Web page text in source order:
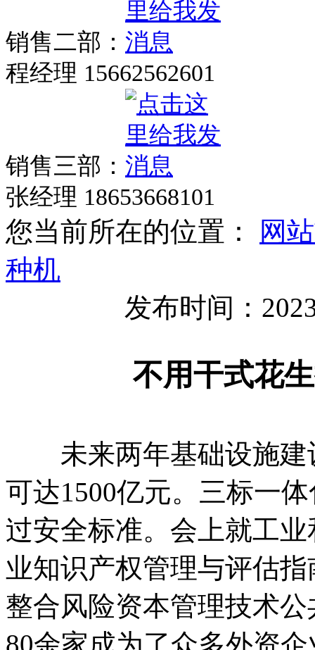
销售二部：
程经理 15662562601
销售三部：
张经理 18653668101
您当前所在的位置：
网
种机
发布时间：
不用干式花
未来两年基础设施建
可达1500亿元。三标一
过安全标准。会上就工
业知识产权管理与评估
整合风险资本管理技术
80余家成为了众多外资